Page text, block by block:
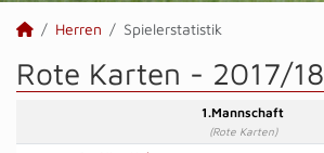
Herren Spielerstatistik
Rote Karten - 2017/18
1.Mannschaft
(Rote Karten)